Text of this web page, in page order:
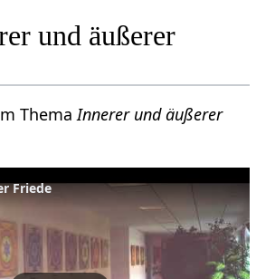
und äußerer
ThemaInnerer und äußerer
Friede